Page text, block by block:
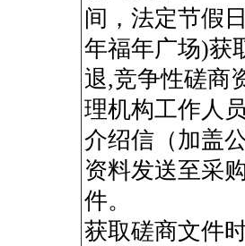
间，法定节假
年福年广场)获
退,竞争性磋商
理机构工作人
介绍信（加盖
资料发送至采
件。
获取磋商文件